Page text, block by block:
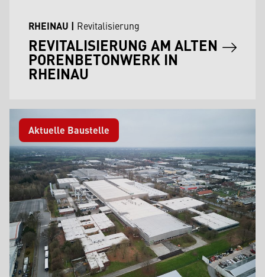
RHEINAU | Revitalisierung
REVITALISIERUNG AM ALTEN
PORENBETONWERK IN
RHEINAU
Aktuelle Baustelle